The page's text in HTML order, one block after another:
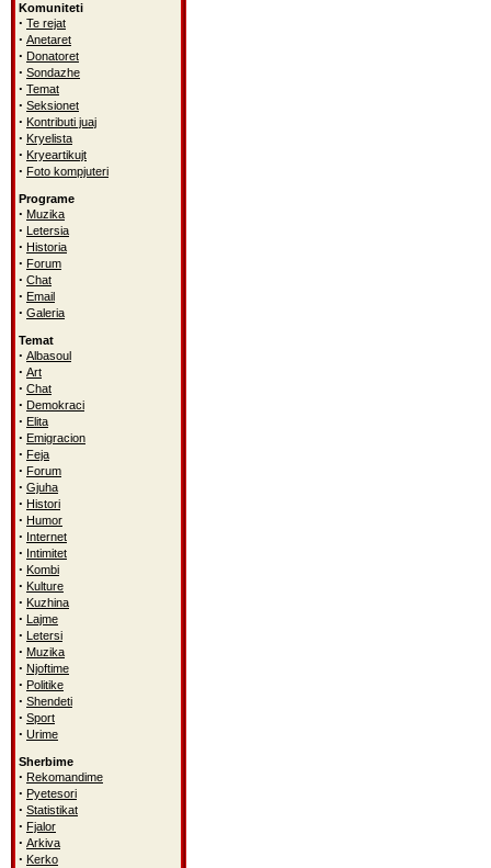
Komuniteti
· Te rejat
· Anetaret
· Donatoret
· Sondazhe
· Temat
· Seksionet
· Kontributi juaj
· Kryelista
· Kryeartikujt
· Foto kompjuteri
Programe
· Muzika
· Letersia
· Historia
· Forum
· Chat
· Email
· Galeria
Temat
· Albasoul
· Art
· Chat
· Demokraci
· Elita
· Emigracion
· Feja
· Forum
· Gjuha
· Histori
· Humor
· Internet
· Intimitet
· Kombi
· Kulture
· Kuzhina
· Lajme
· Letersi
· Muzika
· Njoftime
· Politike
· Shendeti
· Sport
· Urime
Sherbime
· Rekomandime
· Pyetesori
· Statistikat
· Fjalor
· Arkiva
· Kerko